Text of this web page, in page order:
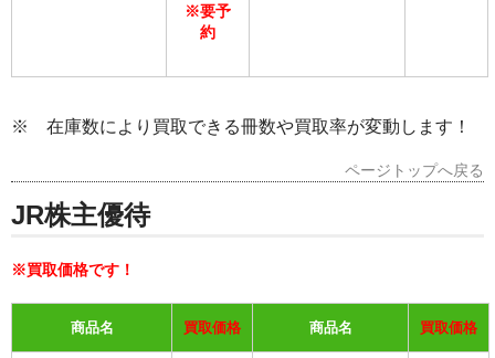
※要予
約
※ 在庫数により買取できる冊数や買取率が変動します！
ページトップへ戻る
JR株主優待
※買取価格です！
商品名 買取価格 商品名 買取価格